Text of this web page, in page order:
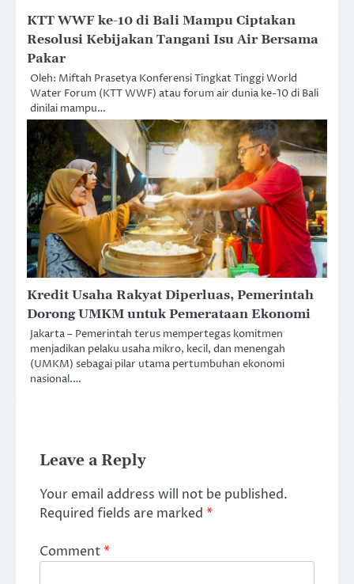
KTT WWF ke-10 di Bali Mampu Ciptakan
Resolusi Kebijakan Tangani Isu Air Bersama
Pakar
Oleh: Miftah Prasetya Konferensi Tingkat Tinggi World
Water Forum (KTT WWF) atau forum air dunia ke-10 di Bali
dinilai mampu…
Kredit Usaha Rakyat Diperluas, Pemerintah
Dorong UMKM untuk Pemerataan Ekonomi
Jakarta – Pemerintah terus mempertegas komitmen
menjadikan pelaku usaha mikro, kecil, dan menengah
(UMKM) sebagai pilar utama pertumbuhan ekonomi
nasional.…
Leave a Reply
Your email address will not be published.
Required fields are marked *
Comment*